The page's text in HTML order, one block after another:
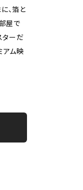
、箔と
屋で
ターだ
アム映